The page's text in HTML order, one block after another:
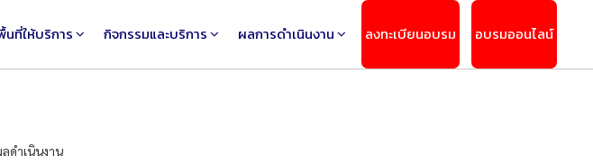
นที่ให้บริการ กิจกรรมและบริการ ผลการดำเนินงาน ลงทะเบียนอบรม อบรมออนไลน์
ดำเนินงาน